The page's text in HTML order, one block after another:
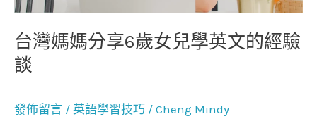
台灣媽媽分享6歲女兒學英文的經驗
談
發佈留言 / 英語學習技巧 / Cheng Mindy
歲
女
兒
學
文